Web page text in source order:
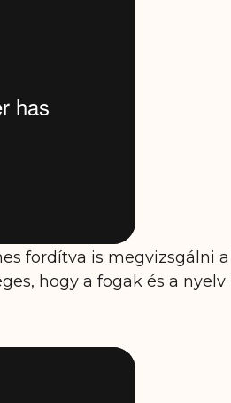
fordítva is megvizsgálni a
hogy a fogak és a